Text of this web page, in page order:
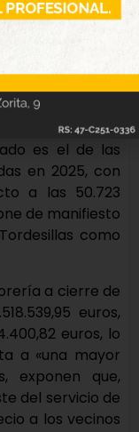
«habiéndose
También
de renta y
los últimos
bruta es de
con los 22.894
es el de las
en 2025, con
a las 50.723
de manifiesto
como
a cierre de
euros,
euros, lo
a «una mayor
exponen que,
del servicio de
a los vecinos